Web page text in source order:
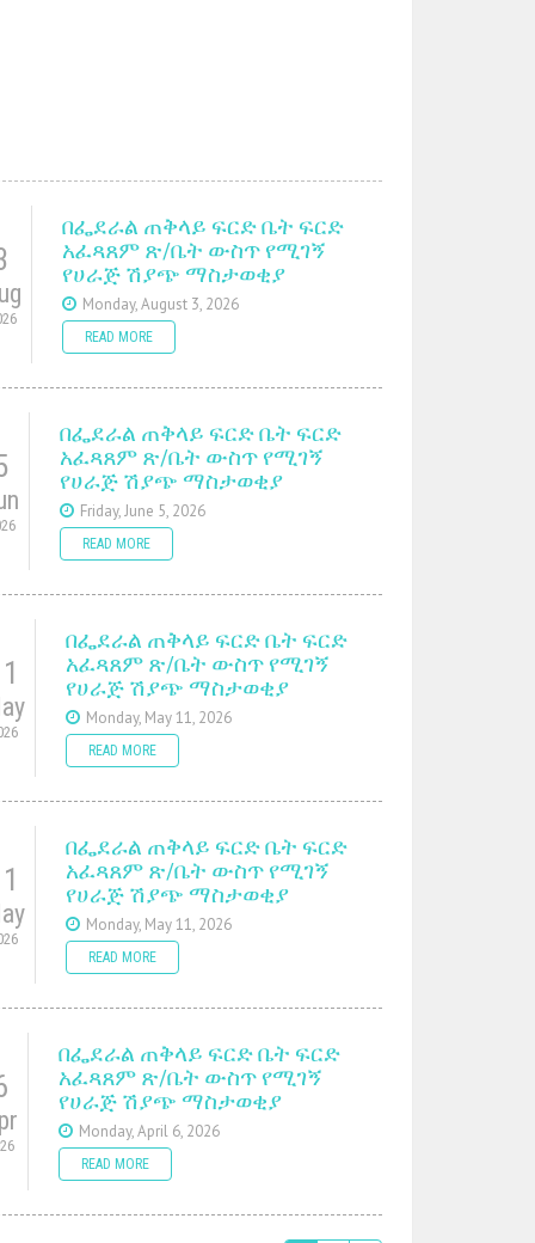
በፌደራል ጠቅላይ ፍርድ ቤት ፍርድ
አፈጻጸም ጽ/ቤት ውስጥ የሚገኝ
የሀራጅ ሽያጭ ማስታወቂያ
Monday, August 3, 2026
READ MORE
በፌደራል ጠቅላይ ፍርድ ቤት ፍርድ
አፈጻጸም ጽ/ቤት ውስጥ የሚገኝ
የሀራጅ ሽያጭ ማስታወቂያ
Friday, June 5, 2026
READ MORE
በፌደራል ጠቅላይ ፍርድ ቤት ፍርድ
አፈጻጸም ጽ/ቤት ውስጥ የሚገኝ
የሀራጅ ሽያጭ ማስታወቂያ
Monday, May 11, 2026
READ MORE
በፌደራል ጠቅላይ ፍርድ ቤት ፍርድ
አፈጻጸም ጽ/ቤት ውስጥ የሚገኝ
የሀራጅ ሽያጭ ማስታወቂያ
Monday, May 11, 2026
READ MORE
በፌደራል ጠቅላይ ፍርድ ቤት ፍርድ
አፈጻጸም ጽ/ቤት ውስጥ የሚገኝ
የሀራጅ ሽያጭ ማስታወቂያ
Monday, April 6, 2026
READ MORE